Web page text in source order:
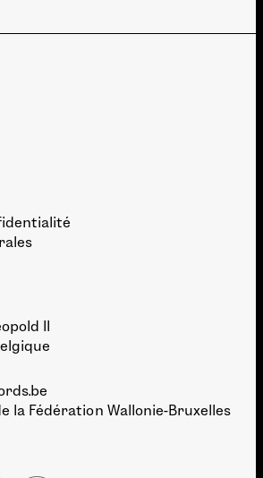
II
la Fédération Wallonie-Bruxelles